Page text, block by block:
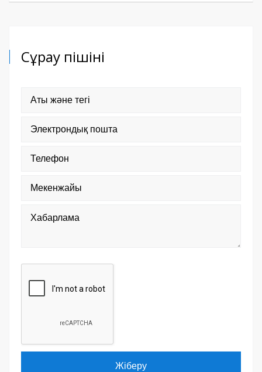
Сұрау пішіні